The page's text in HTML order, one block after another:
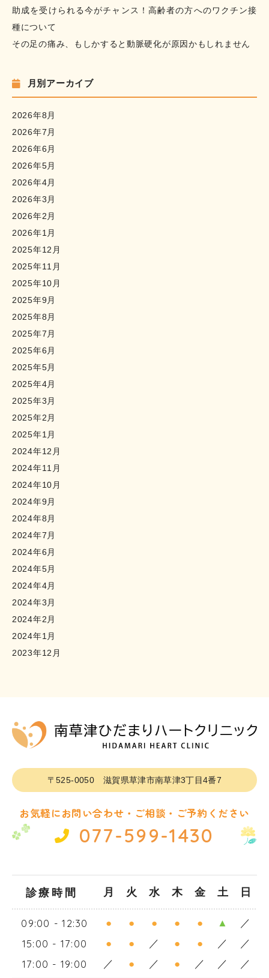
助成を受けられる今がチャンス！高齢者の方へのワクチン接
種について
その足の痛み、もしかすると動脈硬化が原因かもしれません
月別アーカイブ
2026年8月
2026年7月
2026年6月
2026年5月
2026年4月
2026年3月
2026年2月
2026年1月
2025年12月
2025年11月
2025年10月
2025年9月
2025年8月
2025年7月
2025年6月
2025年5月
2025年4月
2025年3月
2025年2月
2025年1月
2024年12月
2024年11月
2024年10月
2024年9月
2024年8月
2024年7月
2024年6月
2024年5月
2024年4月
2024年3月
2024年2月
2024年1月
2023年12月
〒525-0050 滋賀県草津市南草津3丁目4番7
お気軽にお問い合わせ・ご相談・ご予約ください
077-599-1430
診療時間 月 火 水 木 金 土 日
09:00 - 12:30 ● ● ● ● ● ▲ ／
15:00 - 17:00 ● ● ／ ● ● ／ ／
17:00 - 19:00 ／ ● ／ ● ／ ／ ／